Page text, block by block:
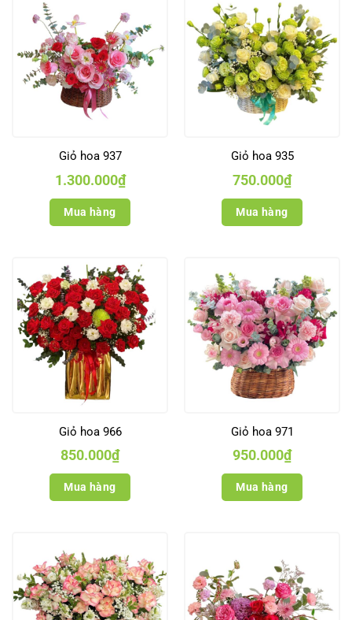
Giỏ hoa 937
1.300.000₫
Mua hàng
Giỏ hoa 935
750.000₫
Mua hàng
Giỏ hoa 966
850.000₫
Mua hàng
Giỏ hoa 971
950.000₫
Mua hàng